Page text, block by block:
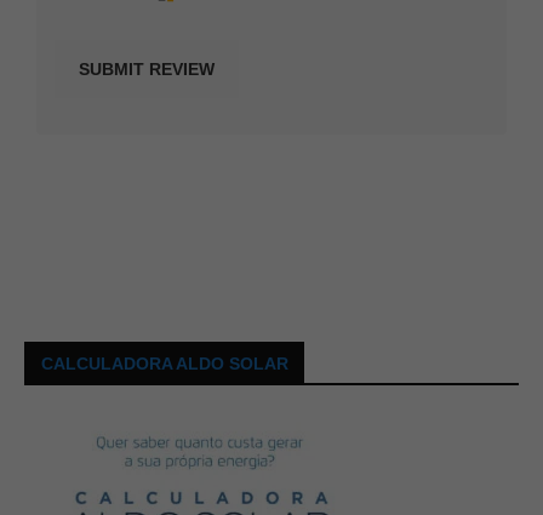
CALCULADORA ALDO SOLAR